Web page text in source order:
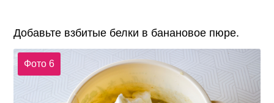
Добавьте взбитые белки в банановое пюре.
Фото 6